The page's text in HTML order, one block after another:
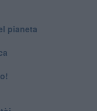
pianeta